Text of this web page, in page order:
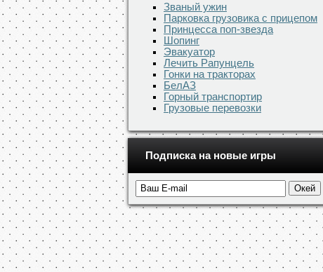
Званый ужин
Парковка грузовика с прицепом
Принцесса поп-звезда
Шопинг
Эвакуатор
Лечить Рапунцель
Гонки на тракторах
БелАЗ
Горный транспортир
Грузовые перевозки
Подписка на новые игры